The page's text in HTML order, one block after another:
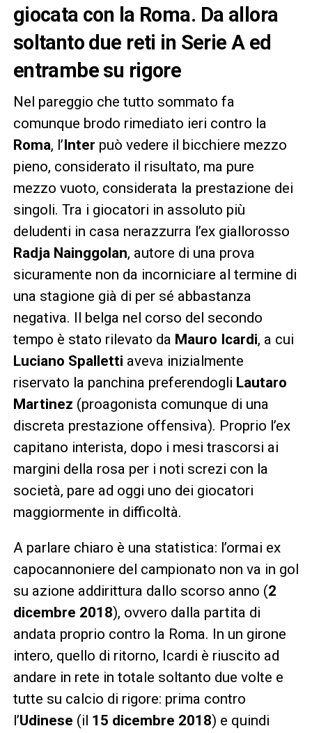
giocata con la Roma. Da allora
soltanto due reti in Serie A ed
entrambe su rigore
Nel pareggio che tutto sommato fa
comunque brodo rimediato ieri contro la
Roma, l’ Inter può vedere il bicchiere mezzo
pieno, considerato il risultato, ma pure
mezzo vuoto, considerata la prestazione dei
singoli. Tra i giocatori in assoluto più
deludenti in casa nerazzurra l’ex giallorosso
Radja Nainggolan, autore di una prova
sicuramente non da incorniciare al termine di
una stagione già di per sé abbastanza
negativa. Il belga nel corso del secondo
tempo è stato rilevato da Mauro Icardi, a cui
Luciano Spalletti aveva inizialmente
riservato la panchina preferendogli Lautaro
Martinez (proagonista comunque di una
discreta prestazione offensiva). Proprio l’ex
capitano interista, dopo i mesi trascorsi ai
margini della rosa per i noti screzi con la
società, pare ad oggi uno dei giocatori
maggiormente in difficoltà.
A parlare chiaro è una statistica: l’ormai ex
capocannoniere del campionato non va in gol
su azione addirittura dallo scorso anno (2
dicembre 2018), ovvero dalla partita di
andata proprio contro la Roma. In un girone
intero, quello di ritorno, Icardi è riuscito ad
andare in rete in totale soltanto due volte e
tutte su calcio di rigore: prima contro
l’Udinese (il 15 dicembre 2018) e quindi